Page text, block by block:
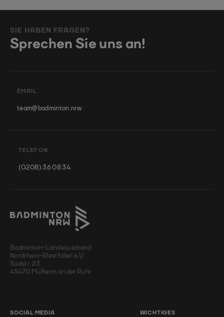
SIE HABEN FRAGEN?
Sprechen Sie uns an!
EMAIL
team@badminton.nrw
TELEFON
(0208) 36 08 34
Badminton-Landesverband
Nordrhein-Westfalen e.V.
Südstr. 23
45470 Mülheim an der Ruhr
SOCIAL MEDIA WICHTIGES